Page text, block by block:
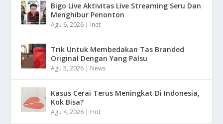
Bigo Live Aktivitas Live Streaming Seru Dan
Menghibur Penonton
Agu 6, 2026 | Inet
Trik Untuk Membedakan Tas Branded
Original Dengan Yang Palsu
Agu 5, 2026 | News
Kasus Cerai Terus Meningkat Di Indonesia,
Kok Bisa?
Agu 4, 2026 | Hot